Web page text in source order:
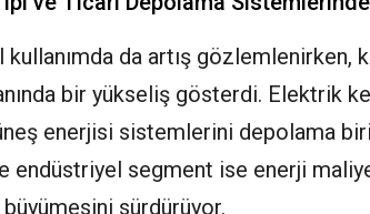
kullanımda da artış gözlemlenirken,
bir yükseliş gösterdi. Elektrik
enerjisi sistemlerini depolama
endüstriyel segment ise enerji
sürdürüyor.